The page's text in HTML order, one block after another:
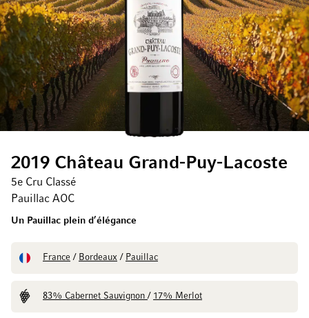
2019 Château Grand-Puy-Lacoste
5e Cru Classé
Pauillac AOC
Un Pauillac plein d’élégance
France / Bordeaux / Pauillac
83% Cabernet Sauvignon/ 17% Merlot